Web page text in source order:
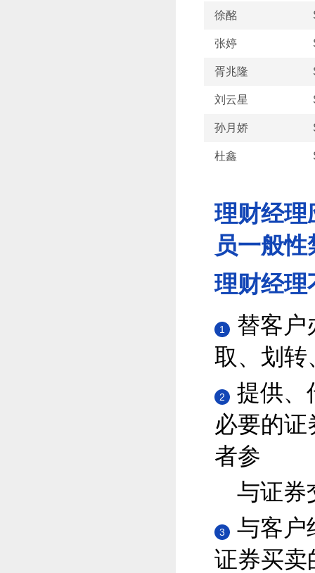
徐酩
张婷
胥兆隆
刘云星
孙月娇
杜鑫
理财经理
员一般
理财经理
1
替客户
取、划转
2
提供、
必要的
者参
与证券
3
与客户
证券买卖